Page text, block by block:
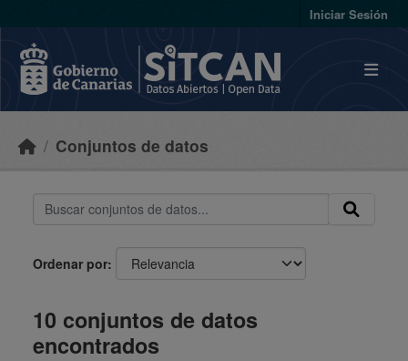
Iniciar Sesión
Conjuntos de datos
Ordenar por
10 conjuntos de datos
encontrados